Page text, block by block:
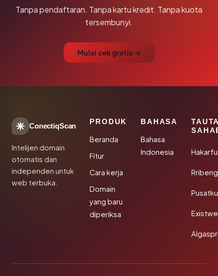
Tanpa pendaftaran. Tanpa kartu kredit. Tanpa kuota
tersembunyi.
Mulai cek gratis →
ConectiqScan
Intelijen domain
otomatis dan
independen untuk
web terbuka.
PRODUK
Beranda
Fitur
Cara kerja
Domain
yang baru
diperiksa
BAHASA
Bahasa
Indonesia